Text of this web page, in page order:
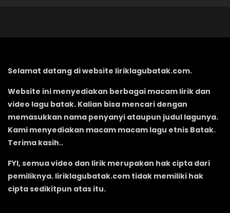
Selamat datang di website liriklagubatak.com.
Website ini menyediakan berbagai macam lirik dan
video lagu batak. Kalian bisa mencari dengan
memasukkan nama penyanyi ataupun judul lagunya.
Kami menyediakan macam macam lagu etnis Batak.
Terima kasih..
FYI, semua video dan lirik merupakan hak cipta dari
pemiliknya. liriklagubatak.com tidak memiliki hak
cipta sedikitpun atas itu.